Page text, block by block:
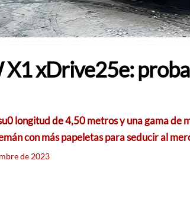
xDrive25e:
longitud de 4,50 metros y una gama
con más papeletas para seducir al
de 2023